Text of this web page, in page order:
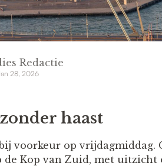
Redactie
28, 2026
haast
voorkeur op vrijdagmiddag.
Kop van Zuid, met uitzicht